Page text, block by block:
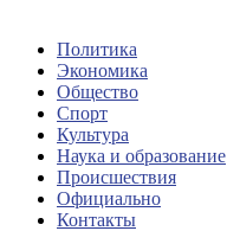
Политика
Экономика
Общество
Спорт
Культура
Наука и образование
Происшествия
Официально
Контакты